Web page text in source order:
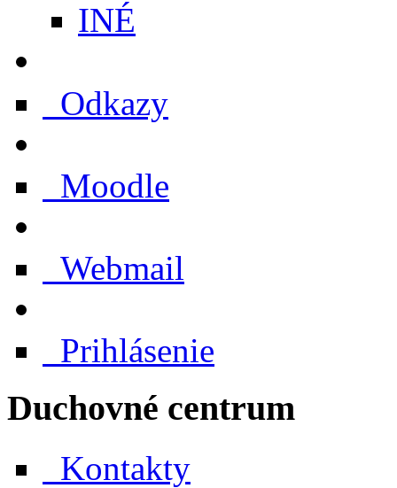
INÉ
Odkazy
Moodle
Webmail
Prihlásenie
Duchovné centrum
Kontakty